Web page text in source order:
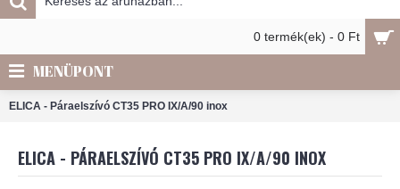
0 termék(ek) - 0 Ft
MENÜPONT
ELICA - Páraelszívó CT35 PRO IX/A/90 inox
ELICA - PÁRAELSZÍVÓ CT35 PRO IX/A/90 INOX